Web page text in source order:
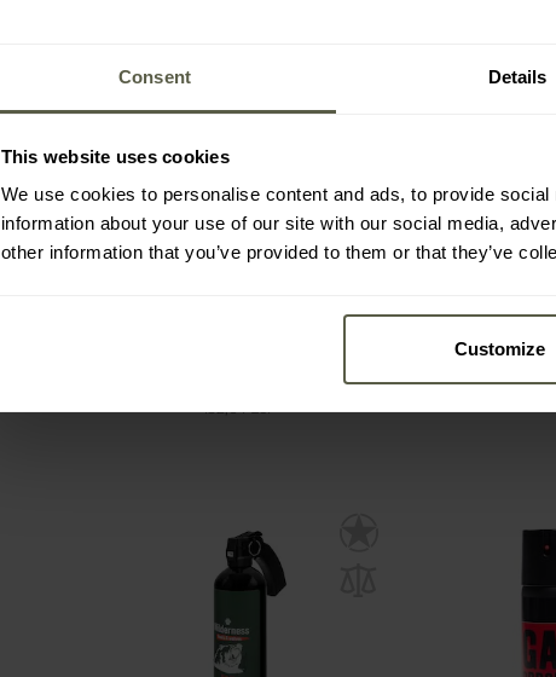
Consent Details
This website uses cookies
We use cookies to personalise content and ads, to provide
information about your use of our site with our social media,
other information that you’ve provided to them or that they’ve
Customize
Spray cu piper împotriva
animalelor TW 1000 Pepper
Standard Gel 63 ml - gel
132,64 Lei
Spray cu
animalelor
Gigant
181,31 Lei